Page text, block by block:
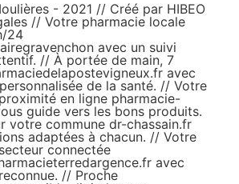
- 2021 // Créé par HIBEO
// Votre pharmacie locale
24
avec un suivi
// À portée de main, 7
avec
de la santé. // Votre
en ligne pharmacie-
guide vers les bons produits.
votre commune dr-chassain.fr
adaptées à chacun. // Votre
connectée
avec
// Proche